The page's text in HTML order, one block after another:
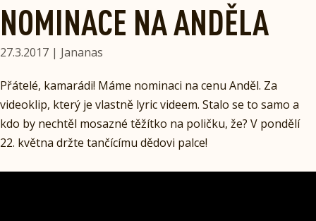
NOMINACE NA ANDĚLA
27.3.2017 | Jananas
Přátelé, kamarádi! Máme nominaci na cenu Anděl. Za
videoklip, který je vlastně lyric videem. Stalo se to samo a
kdo by nechtěl mosazné těžítko na poličku, že? V pondělí
22. května držte tančícímu dědovi palce!